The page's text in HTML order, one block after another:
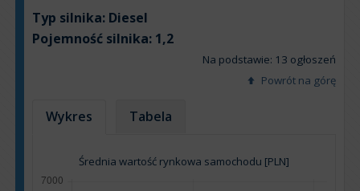
Typ silnika: Diesel
Pojemność silnika: 1,2
Na podstawie: 13 ogłoszeń
Powrót na górę
Wykres Tabela
Średnia wartość rynkowa samochodu [PLN]